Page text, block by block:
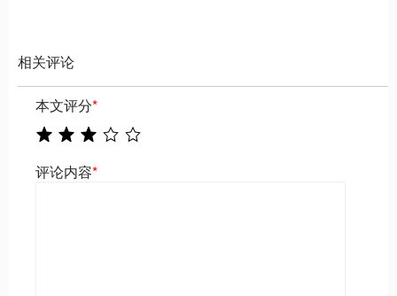
相关评论
本文评分*
评论内容*